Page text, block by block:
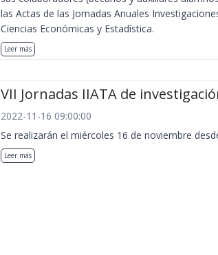
las Actas de las Jornadas Anuales
Ciencias Económicas y Estadística.
Leer más
VII Jornadas IIATA de
2022-11-16 09:00:00
Se realizarán el miércoles 16 de noviembre
Leer más